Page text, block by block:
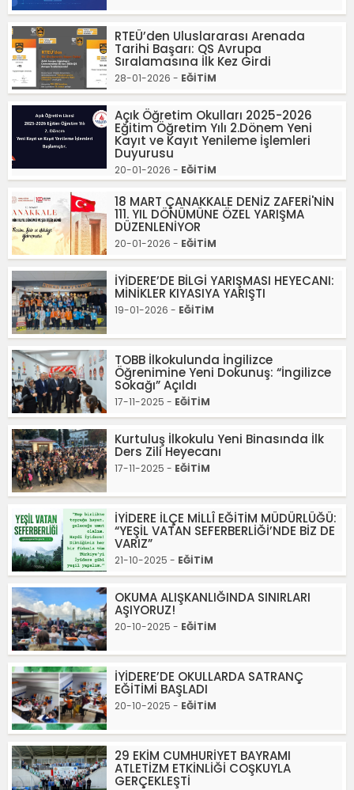
RTEÜ’den Uluslararası Arenada
Tarihi Başarı: QS Avrupa
Sıralamasına İlk Kez Girdi
28-01-2026 - EĞİTİM
Açık Öğretim Okulları 2025-2026
Eğitim Öğretim Yılı 2.Dönem Yeni
Kayıt ve Kayıt Yenileme İşlemleri
Duyurusu
20-01-2026 - EĞİTİM
18 MART ÇANAKKALE DENİZ ZAFERİ'NİN
111. YIL DÖNÜMÜNE ÖZEL YARIŞMA
DÜZENLENİYOR
20-01-2026 - EĞİTİM
İYİDERE’DE BİLGİ YARIŞMASI HEYECANI:
MİNİKLER KIYASIYA YARIŞTI
19-01-2026 - EĞİTİM
TOBB İlkokulunda İngilizce
Öğrenimine Yeni Dokunuş: “İngilizce
Sokağı” Açıldı
17-11-2025 - EĞİTİM
Kurtuluş İlkokulu Yeni Binasında İlk
Ders Zili Heyecanı
17-11-2025 - EĞİTİM
İYİDERE İLÇE MİLLÎ EĞİTİM MÜDÜRLÜĞÜ:
“YEŞİL VATAN SEFERBERLİĞİ’NDE BİZ DE
VARIZ”
21-10-2025 - EĞİTİM
OKUMA ALIŞKANLIĞINDA SINIRLARI
AŞIYORUZ!
20-10-2025 - EĞİTİM
İYİDERE’DE OKULLARDA SATRANÇ
EĞİTİMİ BAŞLADI
20-10-2025 - EĞİTİM
29 EKİM CUMHURİYET BAYRAMI
ATLETİZM ETKİNLİĞİ COŞKUYLA
GERÇEKLEŞTİ